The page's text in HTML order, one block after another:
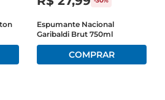
Aurora Prosecco é uma
para diversas ocasiões. Seja
Espumante Nacional
Garibaldi Brut 750ml